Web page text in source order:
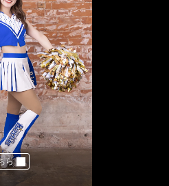
ら
ら
ら
ら
ら
ら
ら
ら
ら
ら
ら
ちら
ちら
ちら
ちら
ら
ら
ら
ら
ら
ら
ら
ら
ら
ら
ら
ら
ちら
ちら
ちら
ちら
こちら
こちら
こちら
こちら